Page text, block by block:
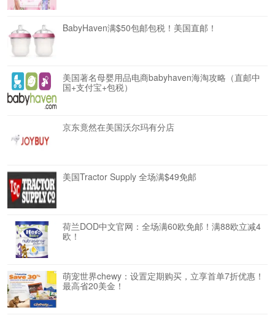
BabyHaven满$50包邮包税！美国直邮！
美国著名母婴用品电商babyhaven海淘攻略（直邮中
国+支付宝+包税）
京东竟然在美国沃尔玛有分店
美国Tractor Supply 全场满$49免邮
荷兰DOD中文官网：全场满60欧免邮！满88欧立减4
欧！
萌宠世界chewy：设置定期购买，立享首单7折优惠！
最高省20美金！